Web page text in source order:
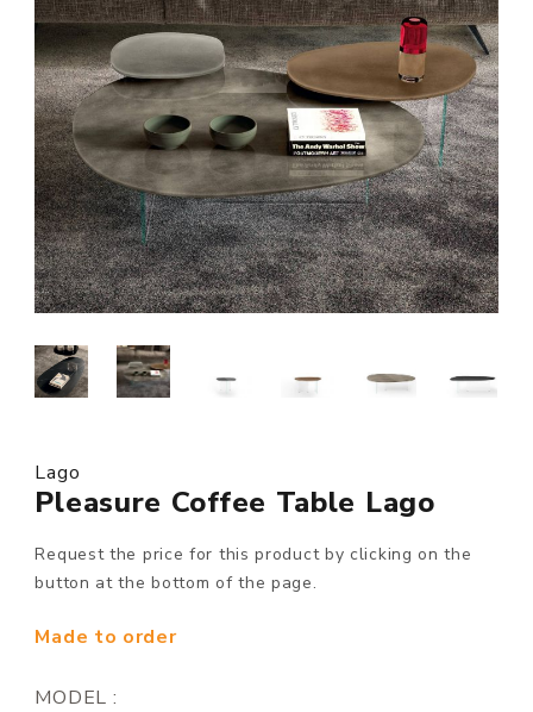
Lago
Pleasure Coffee Table Lago
Request the price for this product by clicking on the
button at the bottom of the page.
Made to order
MODEL :